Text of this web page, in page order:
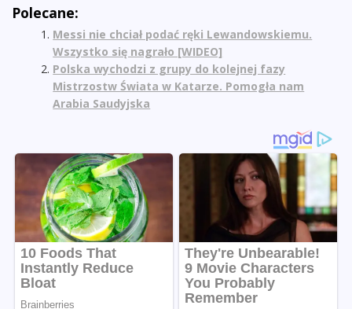
Polecane:
Messi nie chciał podać ręki Lewandowskiemu.
Wszystko się nagrało [WIDEO]
Polska wychodzi z grupy do kolejnej fazy
Mistrzostw Świata w Katarze. Pomogła nam
Arabia Saudyjska